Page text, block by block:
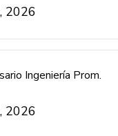
2026
Ingeniería Prom.
2026